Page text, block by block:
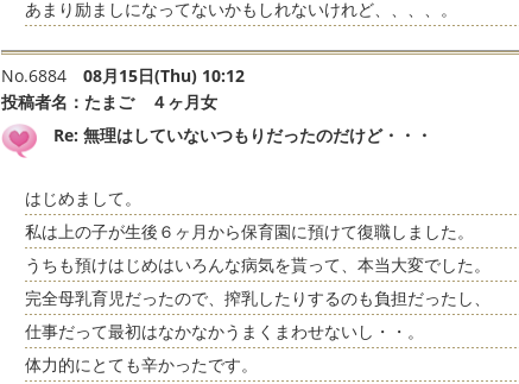
あまり励ましになってないかもしれないけれど、、、、。
No.6884
08月15日(Thu) 10:12
投稿者名： たまご ４ヶ月女
Re: 無理はしていないつもりだったのだけど・・・
はじめまして。
私は上の子が生後６ヶ月から保育園に預けて復職しました。
うちも預けはじめはいろんな病気を貰って、本当大変でした。
完全母乳育児だったので、搾乳したりするのも負担だったし、
仕事だって最初はなかなかうまくまわせないし・・。
体力的にとても辛かったです。